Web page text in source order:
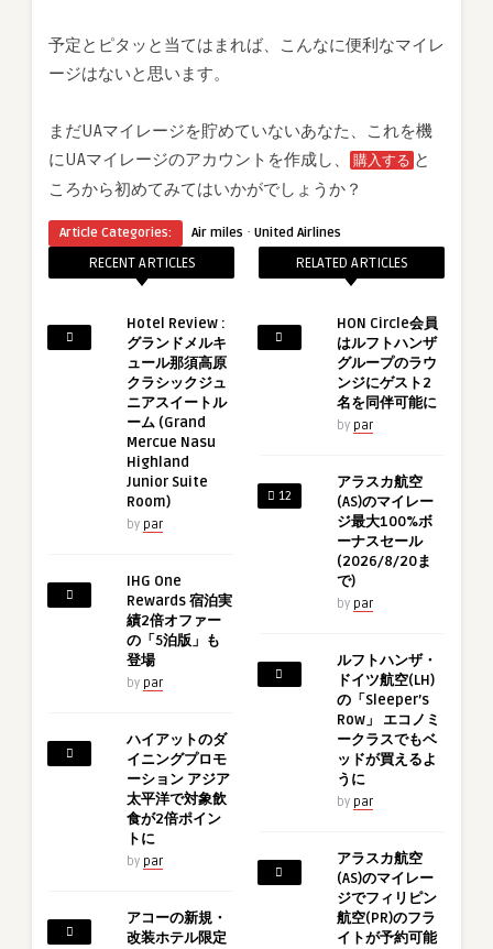
予定とピタッと当てはまれば、こんなに便利なマイレ
ージはないと思います。
まだUAマイレージを貯めていないあなた、これを機
にUAマイレージのアカウントを作成し、
購入する と
ころから初めてみてはいかがでしょうか？
Article Categories: Air miles · United Airlines
RECENT ARTICLES
Hotel Review :
グランドメルキ
ュール那須高原
クラシックジュ
ニアスイートル
ーム (Grand
Mercue Nasu
Highland
Junior Suite
Room)
by par
IHG One
Rewards 宿泊実
績2倍オファー
の「5泊版」も
登場
by par
ハイアットのダ
イニングプロモ
ーション アジア
太平洋で対象飲
食が2倍ポイン
トに
by par
アコーの新規・
改装ホテル限定
RELATED ARTICLES
HON Circle会員
はルフトハンザ
グループのラウ
ンジにゲスト2
名を同伴可能に
by par
12
アラスカ航空
(AS)のマイレー
ジ最大100%ボ
ーナスセール
(2026/8/20ま
で)
by par
ルフトハンザ・
ドイツ航空(LH)
の「Sleeper’s
Row」 エコノミ
ークラスでもベ
ッドが買えるよ
うに
by par
アラスカ航空
(AS)のマイレー
ジでフィリピン
航空(PR)のフラ
イトが予約可能